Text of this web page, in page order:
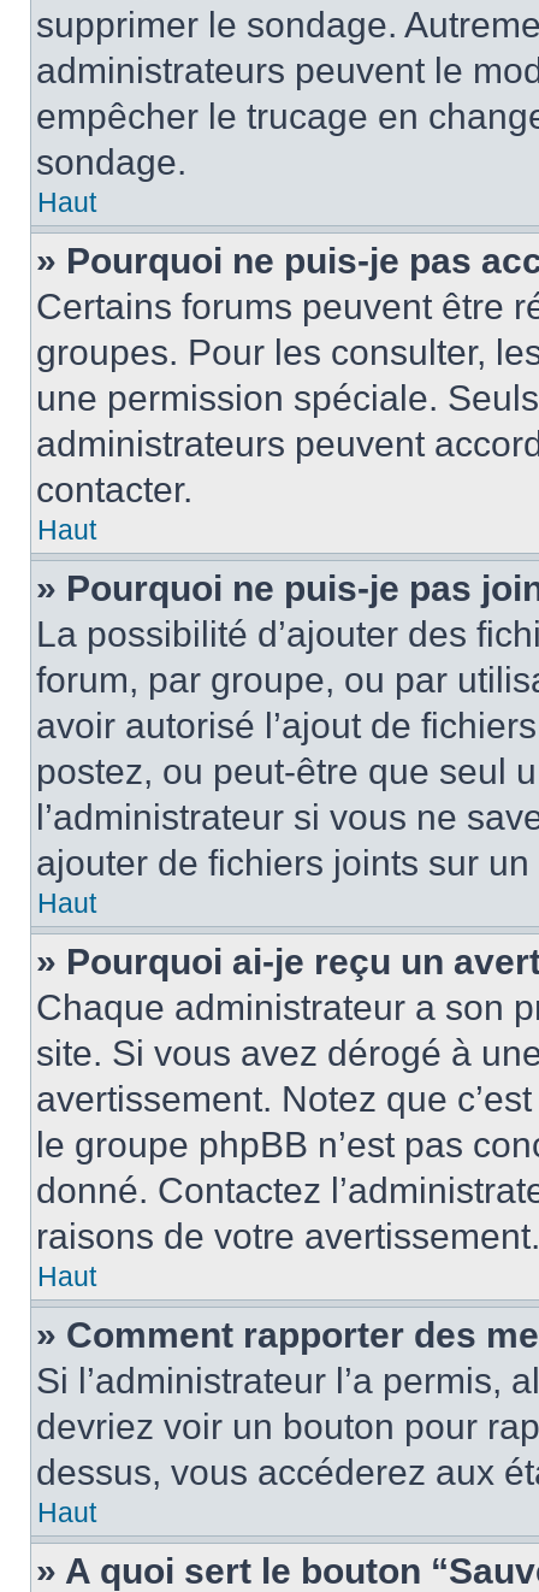
supprimer le sondage.
administrateurs peuvent le
empêcher le trucage en
sondage.
Haut
» Pourquoi ne puis-je pas
Certains forums peuvent être
groupes. Pour les consulter,
une permission spéciale.
administrateurs peuvent
contacter.
Haut
» Pourquoi ne puis-je pas
La possibilité d’ajouter des
forum, par groupe, ou par
avoir autorisé l’ajout de
postez, ou peut-être que seul
l’administrateur si vous ne
ajouter de fichiers joints sur un
Haut
» Pourquoi ai-je reçu un
Chaque administrateur a son
site. Si vous avez dérogé à
avertissement. Notez que
le groupe phpBB n’est pas
donné. Contactez
raisons de votre avertissement.
Haut
» Comment rapporter des
Si l’administrateur l’a permis,
devriez voir un bouton pour
dessus, vous accéderez aux
Haut
» A quoi sert le bouton